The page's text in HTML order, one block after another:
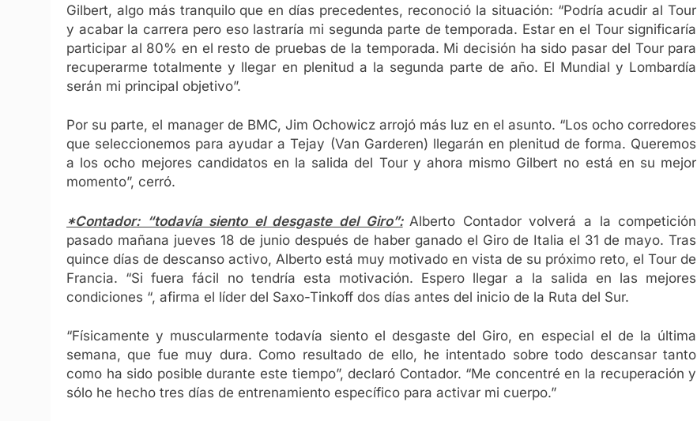
Gilbert, algo más tranquilo que en días precedentes, reconoció la situación: “Podría acudir al Tour
y acabar la carrera pero eso lastraría mi segunda parte de temporada. Estar en el Tour significaría
participar al 80% en el resto de pruebas de la temporada. Mi decisión ha sido pasar del Tour para
recuperarme totalmente y llegar en plenitud a la segunda parte de año. El Mundial y Lombardía
serán mi principal objetivo”.
Por su parte, el manager de BMC, Jim Ochowicz arrojó más luz en el asunto. “Los ocho corredores
que seleccionemos para ayudar a Tejay (Van Garderen) llegarán en plenitud de forma. Queremos
a los ocho mejores candidatos en la salida del Tour y ahora mismo Gilbert no está en su mejor
momento”, cerró.
*Contador: “todavía siento el desgaste del Giro”: Alberto Contador volverá a la competición
pasado mañana jueves 18 de junio después de haber ganado el Giro de Italia el 31 de mayo. Tras
quince días de descanso activo, Alberto está muy motivado en vista de su próximo reto, el Tour de
Francia. “Si fuera fácil no tendría esta motivación. Espero llegar a la salida en las mejores
condiciones “, afirma el líder del Saxo-Tinkoff dos días antes del inicio de la Ruta del Sur.
“Físicamente y muscularmente todavía siento el desgaste del Giro, en especial el de la última
semana, que fue muy dura. Como resultado de ello, he intentado sobre todo descansar tanto
como ha sido posible durante este tiempo”, declaró Contador. “Me concentré en la recuperación y
sólo he hecho tres días de entrenamiento específico para activar mi cuerpo.”